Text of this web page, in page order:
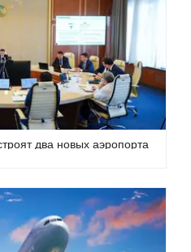
два новых аэропорта